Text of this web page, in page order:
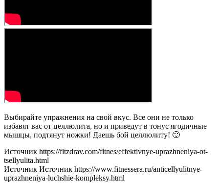
Выбирайте упражнения на свой вкус. Все они не только
избавят вас от целлюлита, но и приведут в тонус ягодичные
мышцы, подтянут ножки! Даешь бой целлюлиту! 🙂
Источник https://fitzdrav.com/fitnes/effektivnye-uprazhneniya-ot-
tsellyulita.html
Источник Источник https://www.fitnessera.ru/anticellyulitnye-
uprazhneniya-luchshie-kompleksy.html